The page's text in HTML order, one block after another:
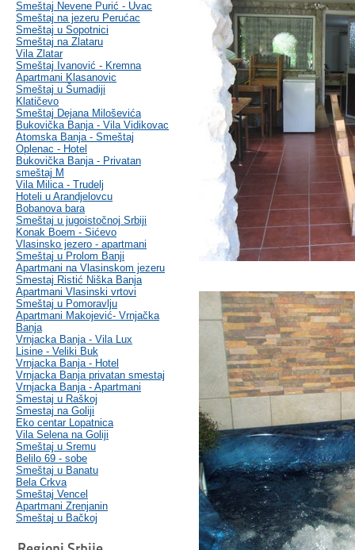
Smeštaj Nevene Purić - Uvac
Smeštaj na jezeru Perućac
Smeštaj u Sopotnici
Smeštaj na Zlataru
Vila Zlatar
Smeštaj Ivanović - Kremna
Apartmani Klasanovic
Smeštaj u Šumadiji
Klatičevo
Smeštaj Dejana Miloševića
Bukovička Banja - Vila Vidikovac
Atomska Banja - Smeštaj
Oplenac - Hotel
Bukovička Banja - Privatan
smeštaj M
Vila Milica - Trudelj
Hoteli u Arandjelovcu
Bobanova bara
Smeštaj u jugoistočnoj Srbiji
Konak Boem - Sićevo
Vlasinsko jezero - apartmani
Smeštaj u Prolom Banji
Apartmani na Vlasinskom jezeru
Smestaj Ristić Niška Banja
Apartmani Vlasinski vrtovi
Smeštaj u Pomoravlju
Apartmani Makojević- Vrnjačka
Banja
Vrnjacka Banja - Vila Lux
Lisine - Veliki Buk
Vrnjacka Banja - Hotel
Vrnjacka Banja privatan smestaj
Vrnjacka Banja - Apartmani
Smestaj u Raškoj
Smestaj na Goliji
Eko centar Lopatnica
Vila Selena na Goliji
Smeštaj u Sremu
Belilo 69 - sobe
Smeštaj u Banatu
Bela Crkva
Smeštaj Vencel
Apartmani Zrenjanin
Smeštaj u Bačkoj